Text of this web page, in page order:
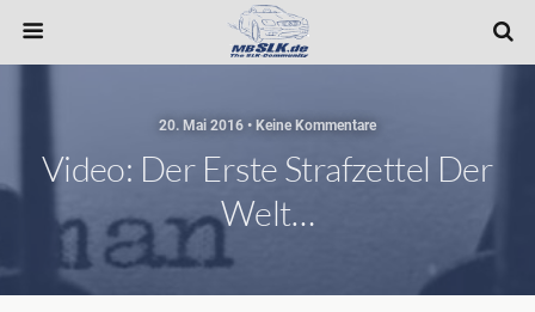
20. Mai 2016 • Keine Kommentare
Video: Der Erste Strafzettel Der
Welt…